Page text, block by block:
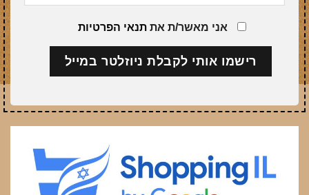
אני מאשר/ת את תנאי הפרטיות